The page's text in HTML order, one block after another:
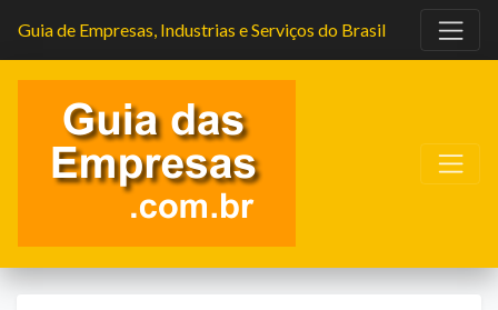
Guia de Empresas, Industrias e Serviços do Brasil